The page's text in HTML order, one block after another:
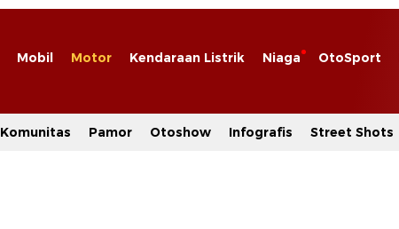
Mobil Motor Kendaraan Listrik Niaga OtoSport
Komunitas Pamor Otoshow Infografis Street Shots